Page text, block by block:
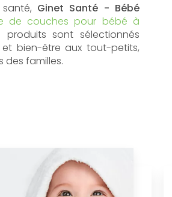
Ginet Santé - Bébé
de couches pour bébé à
produits sont sélectionnés
bien-être aux tout-petits,
des familles.